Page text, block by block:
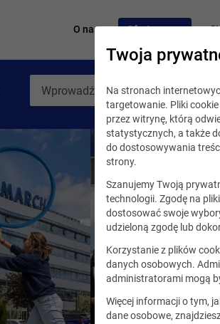
O nas Oferty pracy
Twoja
Na stronach
targetowanie. Pliki
przez witrynę, którą
statystycznych, a także
do dostosowywania
strony.
Szanujemy Twoją
technologii. Zgodę na
dostosować swoje
udzieloną zgodę lub
Korzystanie z plików
danych osobowych.
administratorami mogą
Więcej informacji o tym,
dane osobowe,